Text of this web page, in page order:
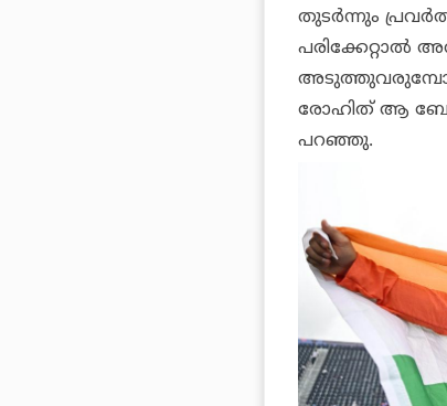
തുടര്‍ന്നും
രോഹിത് ആ
പറഞ്ഞു.